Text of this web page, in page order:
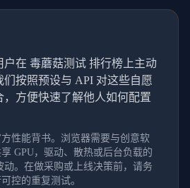
在 毒蘑菇测试 排行榜上主动
们按照预设与 API 对这些自愿
，方便快速了解他人如何配置
性能背书。浏览器需要与创意软
GPU，驱动、散热或后台负载的
动。在做采购或上线决策前，请务
控的重复测试。